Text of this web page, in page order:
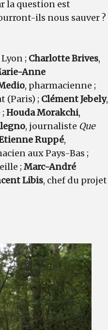
la question est
ils nous sauver ?
; Charlotte Brives,
Anne
, pharmacienne ;
(Paris) ; Clément Jebely,
Houda Morakchi,
, journaliste Que
Ruppé,
aux Pays-Bas ;
; Marc-André
Libis, chef du projet